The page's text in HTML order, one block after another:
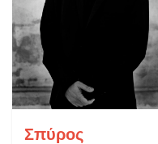
Σπύρος